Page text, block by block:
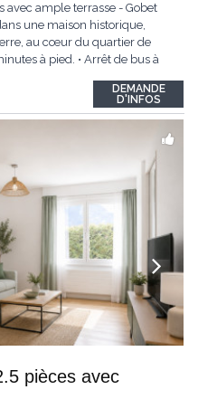
avec ample terrasse - Gobet
une maison historique,
au cœur du quartier de
à pied. • Arrêt de bus à
DEMANDE
D'INFOS
pièces avec